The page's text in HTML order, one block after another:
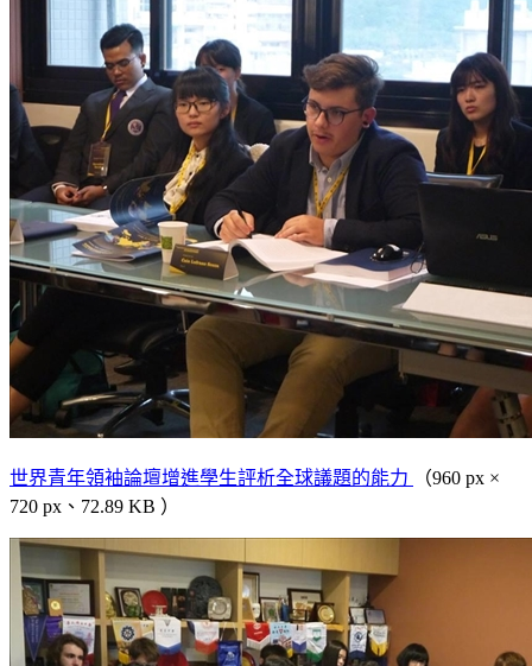
世界青年領袖論壇增進學生評析全球議題的能力
（960 px ×
720 px、72.89 KB ）